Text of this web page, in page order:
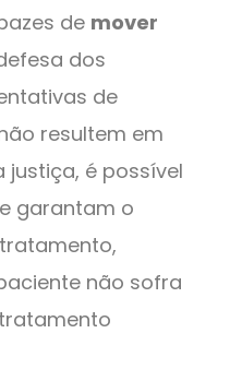
de mover
dos
de
resultem em
justiça, é possível
garantam o
não sofra